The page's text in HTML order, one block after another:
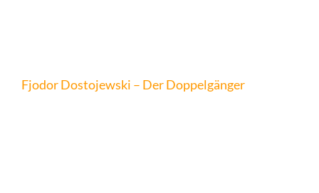
Fjodor Dostojewski – Der Doppelgänger